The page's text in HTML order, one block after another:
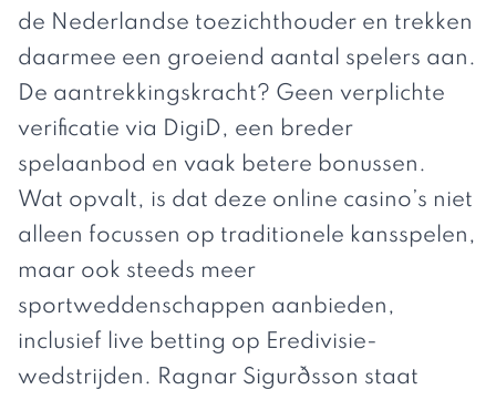
de Nederlandse toezichthouder en trekken
daarmee een groeiend aantal spelers aan.
De aantrekkingskracht? Geen verplichte
verificatie via DigiD, een breder
spelaanbod en vaak betere bonussen.
Wat opvalt, is dat deze online casino’s niet
alleen focussen op traditionele kansspelen,
maar ook steeds meer
sportweddenschappen aanbieden,
inclusief live betting op Eredivisie-
wedstrijden. Ragnar Sigurðsson staat